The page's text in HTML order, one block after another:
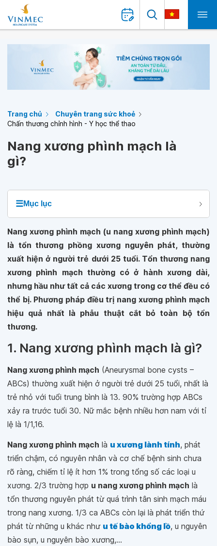
Trang chủ
Chuyên trang sức khoẻ
Chấn thương chỉnh hình - Y học thể thao
Nang xương phình mạch là
gì?
☰Mục lục
Nang xương phình mạch (u nang xương phình mạch)
là tổn thương phồng xương nguyên phát, thường
xuất hiện ở người trẻ dưới 25 tuổi. Tổn thương nang
xương phình mạch thường có ở hành xương dài,
nhưng hầu như tất cả các xương trong cơ thể đều có
thể bị. Phương pháp điều trị nang xương phình mạch
hiệu quả nhất là phẫu thuật cắt bỏ toàn bộ tổn
thương.
1. Nang xương phình mạch là gì?
Nang xương phình mạch (Aneurysmal bone cysts –
ABCs) thường xuất hiện ở người trẻ dưới 25 tuổi, nhất là
trẻ nhỏ với tuổi trung bình là 13. 90% trường hợp ABCs
xảy ra trước tuổi 30. Nữ mắc bệnh nhiều hơn nam với tỉ
lệ là 1/1,16.
Nang xương phình mạch là u xương lành tính, phát
triển chậm, có nguyên nhân và cơ chế bệnh sinh chưa
rõ ràng, chiếm tỉ lệ ít hơn 1% trong tổng số các loại u
xương. 2/3 trường hợp u nang xương phình mạch là
tổn thương nguyên phát từ quá trình tân sinh mạch máu
trong nang xương. 1/3 ca ABCs còn lại là phát triển thứ
phát từ những u khác như u tế bào khổng lồ, u nguyên
bào sụn, u nguyên bào xương,...